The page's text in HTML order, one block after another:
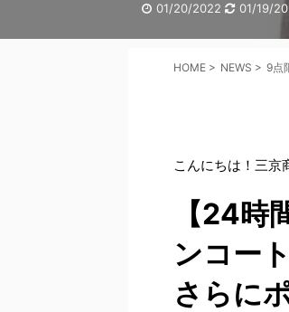
01/20/2022 01/19/
HOME > NEWS > 9点
こんにちは！三京
【24時
ンコー
さらに